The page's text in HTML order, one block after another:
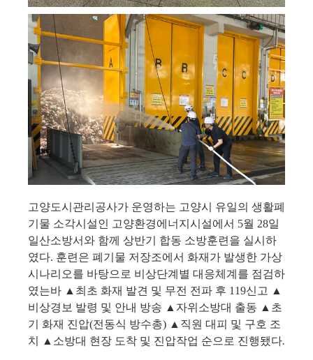
고양도시관리공사가 운영하는 고양시 유일의 생활폐
기물 소각시설인 고양환경에너지시설에서 5월 28일
일산소방서와 함께 상반기 합동 소방훈련을 실시하
였다. 훈련은 폐기물 저장조에서 화재가 발생한 가상
시나리오를 바탕으로 비상단계별 대응체계를 점검하
였는바 ▲ 최초 화재 발견 및 무전 전파 후 119신고 ▲
비상경보 발령 및 안내 방송 ▲ 자위소방대 출동 ▲ 초
기 화재 진압(전동식 방수총) ▲ 직원 대피 및 구호 조
치
▲ 소방대 현장 도착 및 진압작업 순으로 진행됐다.